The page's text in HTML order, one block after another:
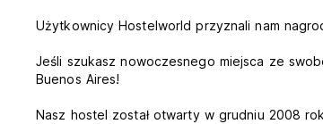
Użytkownicy Hostelworld przyznali nam
Jeśli szukasz nowoczesnego miejsca ze
Buenos Aires!
Nasz hostel został otwarty w grudniu 2008